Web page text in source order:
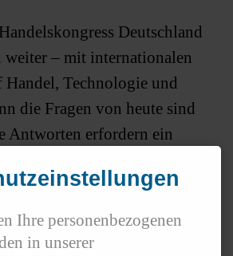
Deutschland
weiter – mit internationalen
Handel, Technologie und
die Fragen von heute sind
Antworten erfordern ein
Balance zwischen
und Menschlichkeit – in
Ihre personenbezogenen
in unserer